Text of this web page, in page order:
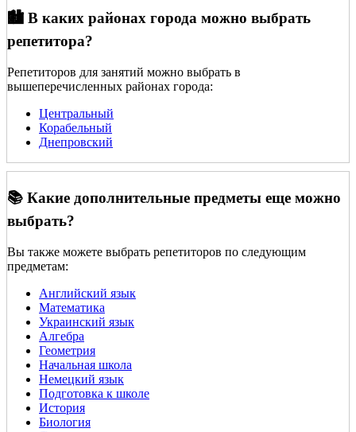
🏙️ В каких районах города можно выбрать
репетитора?
Репетиторов для занятий можно выбрать в
вышеперечисленных районах города:
Центральный
Корабельный
Днепровский
📚 Какие дополнительные предметы еще можно
выбрать?
Вы также можете выбрать репетиторов по следующим
предметам:
Английский язык
Математика
Украинский язык
Алгебра
Геометрия
Начальная школа
Немецкий язык
Подготовка к школе
История
Биология